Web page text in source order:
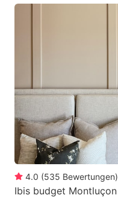
4.0 (535 Bewertungen)
Ibis budget Montluçon